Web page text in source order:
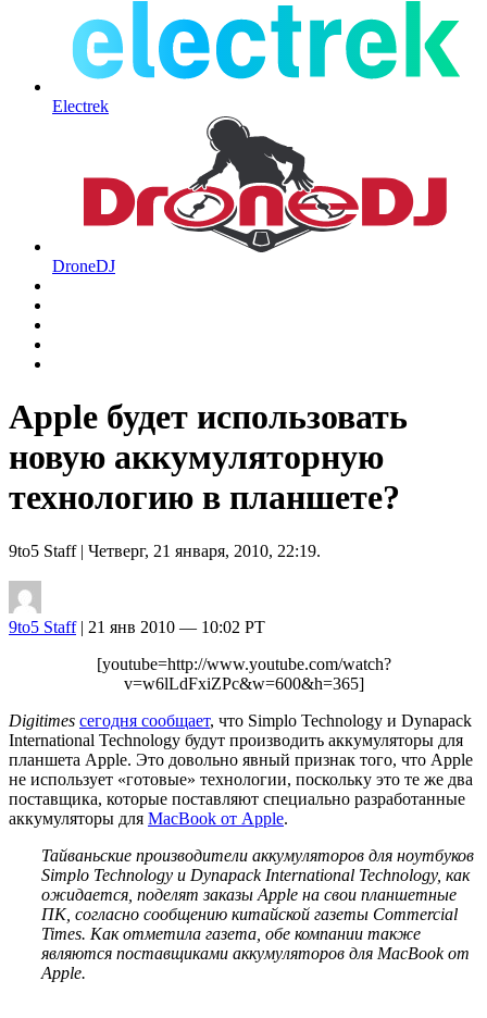
Electrek
DroneDJ
Apple будет использовать
новую аккумуляторную
технологию в планшете?
9to5 Staff| Четверг, 21 января, 2010, 22:19.
9to5 Staff| 21 янв 2010 — 10:02 PT
[youtube=http://www.youtube.com/watch?
v=w6lLdFxiZPc&w=600&h=365]
Digitimes сегодня сообщает, что Simplo Technology и Dynapack
International Technology будут производить аккумуляторы для
планшета Apple. Это довольно явный признак того, что Apple
не использует «готовые» технологии, поскольку это те же два
поставщика, которые поставляют специально разработанные
аккумуляторы для MacBook от Apple.
Тайваньские производители аккумуляторов для ноутбуков
Simplo Technology и Dynapack International Technology, как
ожидается, поделят заказы Apple на свои планшетные
ПК, согласно сообщению китайской газеты Commercial
Times. Как отметила газета, обе компании также
являются поставщиками аккумуляторов для MacBook от
Apple.